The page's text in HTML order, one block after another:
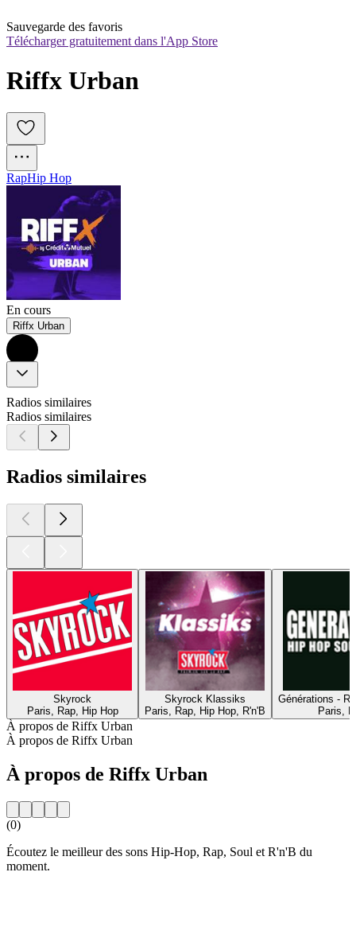
Sauvegarde des favoris
Télécharger gratuitement dans l'App Store
Riffx Urban
RapHip Hop
En cours
Riffx Urban
Radios similaires
Radios similaires
Radios similaires
Skyrock
Paris, Rap, Hip Hop
Skyrock Klassiks
Paris, Rap, Hip Hop, R'n'B
Générations -
Paris,
À propos de Riffx Urban
À propos de Riffx Urban
À propos de Riffx Urban
(0)
Écoutez le meilleur des sons Hip-Hop, Rap, Soul et R'n'B du
moment.